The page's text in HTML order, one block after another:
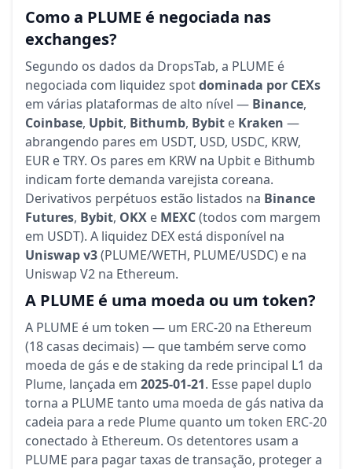
Como a PLUME é negociada nas
exchanges?
Segundo os dados da DropsTab, a PLUME é
negociada com liquidez spotdominada por CEXs
em várias plataformas de alto nível — Binance,
Coinbase, Upbit, Bithumb, Bybit e Kraken —
abrangendo pares em USDT, USD, USDC, KRW,
EUR e TRY. Os pares em KRW na Upbit e Bithumb
indicam forte demanda varejista coreana.
Derivativos perpétuos estão listados na Binance
Futures, Bybit, OKX e MEXC(todos com margem
em USDT). A liquidez DEX está disponível na
Uniswap v3(PLUME/WETH, PLUME/USDC) e na
Uniswap V2 na Ethereum.
A PLUME é uma moeda ou um token?
A PLUME é um token — um ERC-20 na Ethereum
(18 casas decimais) — que também serve como
moeda de gás e de staking da rede principal L1 da
Plume, lançada em 2025-01-21. Esse papel duplo
torna a PLUME tanto uma moeda de gás nativa da
cadeia para a rede Plume quanto um token ERC-20
conectado à Ethereum. Os detentores usam a
PLUME para pagar taxas de transação, proteger a